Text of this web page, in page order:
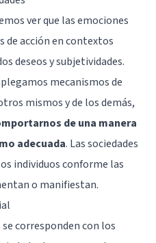
ver que las emociones
de acción en contextos
deseos y subjetividades.
mecanismos de
mismos y de los demás,
de una manera
adecuada. Las sociedades
individuos conforme las
o manifiestan.
corresponden con los